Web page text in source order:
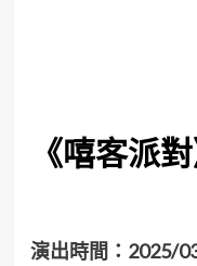
《嘻客派
演出時間：2025/